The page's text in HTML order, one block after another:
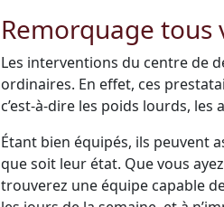
Remorquage tous
Les interventions du centre de
ordinaires. En effet, ces
c’est-à-dire les poids lourds, les
Étant bien équipés, ils peuvent
que soit leur état. Que vous
trouverez une équipe capable